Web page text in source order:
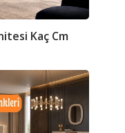
Kaç Cm